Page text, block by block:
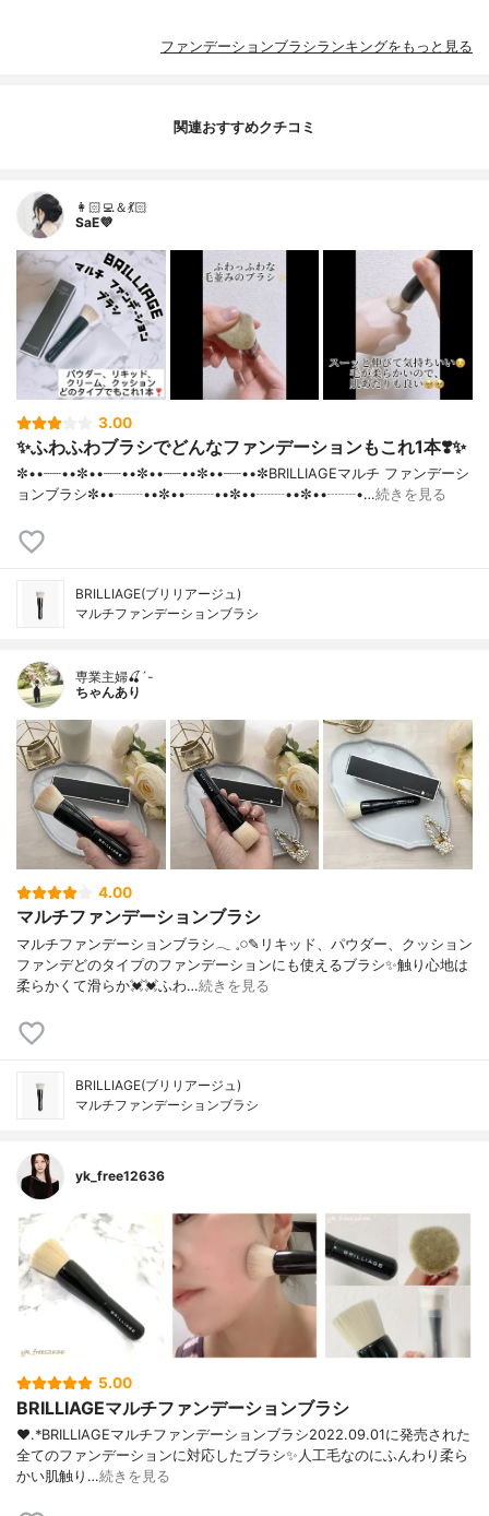
ファンデーションブラシランキングをもっと見る
関連おすすめクチコミ
👩🏻‍💻＆💃🏻
SaE💜
3.00
✨ふわふわブラシでどんなファンデーションもこれ1本❣️✨
✼••┈┈••✼••┈┈••✼••┈┈••✼••┈┈••✼BRILLIAGEマルチ ファンデーシ
ョンブラシ✼••┈┈••✼••┈┈••✼••┈┈••✼••┈┈•…続きを見る
BRILLIAGE(ブリリアージュ)
マルチファンデーションブラシ
専業主婦🍒´-
ちゃんあり
4.00
マルチファンデーションブラシ
マルチファンデーションブラシ‪‪𓂃 𓈒𓏸✎リキッド、パウダー、クッション
ファンデどのタイプのファンデーションにも使えるブラシ✨触り心地は
柔らかくて滑らか💓💓ふわ…続きを見る
BRILLIAGE(ブリリアージュ)
マルチファンデーションブラシ
yk_free12636
5.00
BRILLIAGEマルチファンデーションブラシ
❤︎.*BRILLIAGEマルチファンデーションブラシ2022.09.01に発売された
全てのファンデーションに対応したブラシ✨人工毛なのにふんわり柔ら
かい肌触り…続きを見る